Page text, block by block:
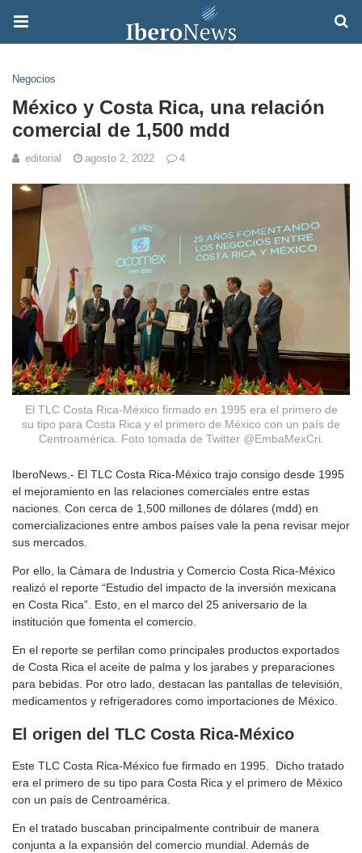
Negocios
México y Costa Rica, una relación
comercial de 1,500 mdd
editorial agosto 2, 2022 4
El TLC Costa Rica-México firmado en 1995 era el primero de
su tipo para Costa Rica y el primero de México con un país de
Centroamérica. Foto tomada de Twitter @EmbaMexCri.
IberoNews.- El TLC Costa Rica-México trajo consigo desde 1995
el mejoramiento en las relaciones comerciales entre estas
naciones. Con cerca de 1,500 millones de dólares (mdd) en
comercializaciones entre ambos países vale la pena revisar mejor
sus mercados.
Por ello, la Cámara de Industria y Comercio Costa Rica-México
realizó el reporte “Estudio del impacto de la inversión mexicana
en Costa Rica”. Esto, en el marco del 25 aniversario de la
institución que fomenta el comercio.
En el reporte se perfilan como principales productos exportados
de Costa Rica el aceite de palma y los jarabes y preparaciones
para bebidas. Por otro lado, destacan las pantallas de televisión,
medicamentos y refrigeradores como importaciones de México.
El origen del TLC Costa Rica-México
Este TLC Costa Rica-México fue firmado en 1995. Dicho tratado
era el primero de su tipo para Costa Rica y el primero de México
con un país de Centroamérica.
En el tratado buscaban principalmente contribuir de manera
conjunta a la expansión del comercio mundial. Además de